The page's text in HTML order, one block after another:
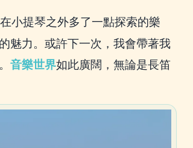
小提琴之外多了一點探索的樂
魅力。或許下一次，我會帶著我
音樂世界如此廣闊，無論是長笛